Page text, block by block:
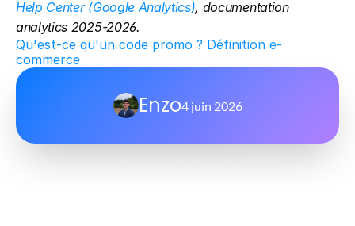
Help Center (Google Analytics), documentation
analytics 2025-2026.
Qu'est-ce qu'un code promo ? Définition e-
commerce
Enzo4 juin 2026